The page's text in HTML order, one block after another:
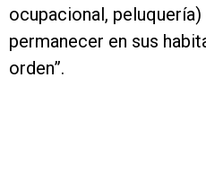
ocupacional,
permanecer en sus
orden”.